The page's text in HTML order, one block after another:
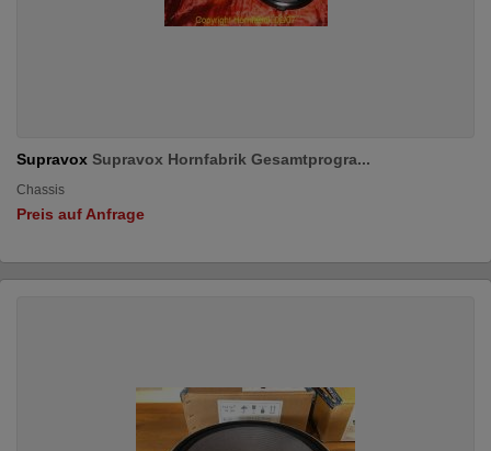
Supravox Supravox Hornfabrik Gesamtprogra...
Chassis
Preis auf Anfrage